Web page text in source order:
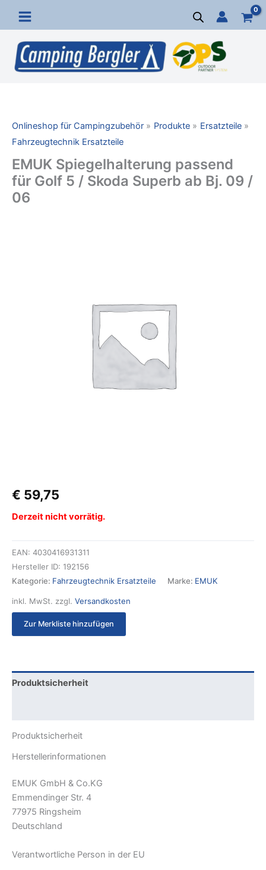
Inhalt
springen
Onlineshop für Campingzubehör Produkte
Ersatzteile
Fahrzeugtechnik Ersatzteile
EMUK Spiegelhalterung passend
für Golf 5 / Skoda Superb ab Bj. 09 /
06
€ 59,75
Derzeit nicht vorrätig.
EAN: 4030416931311
Hersteller ID: 192156
Kategorie: Fahrzeugtechnik Ersatzteile Marke: EMUK
inkl. MwSt. zzgl. Versandkosten
Zur Merkliste hinzufügen
Produktsicherheit
Produktsicherheit
Herstellerinformationen
EMUK GmbH & Co.KG
Emmendinger Str. 4
77975 Ringsheim
Deutschland
Verantwortliche Person in der EU